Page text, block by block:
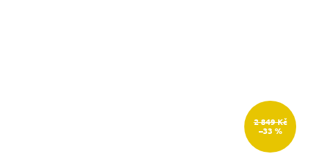
2 849 Kč
–33 %